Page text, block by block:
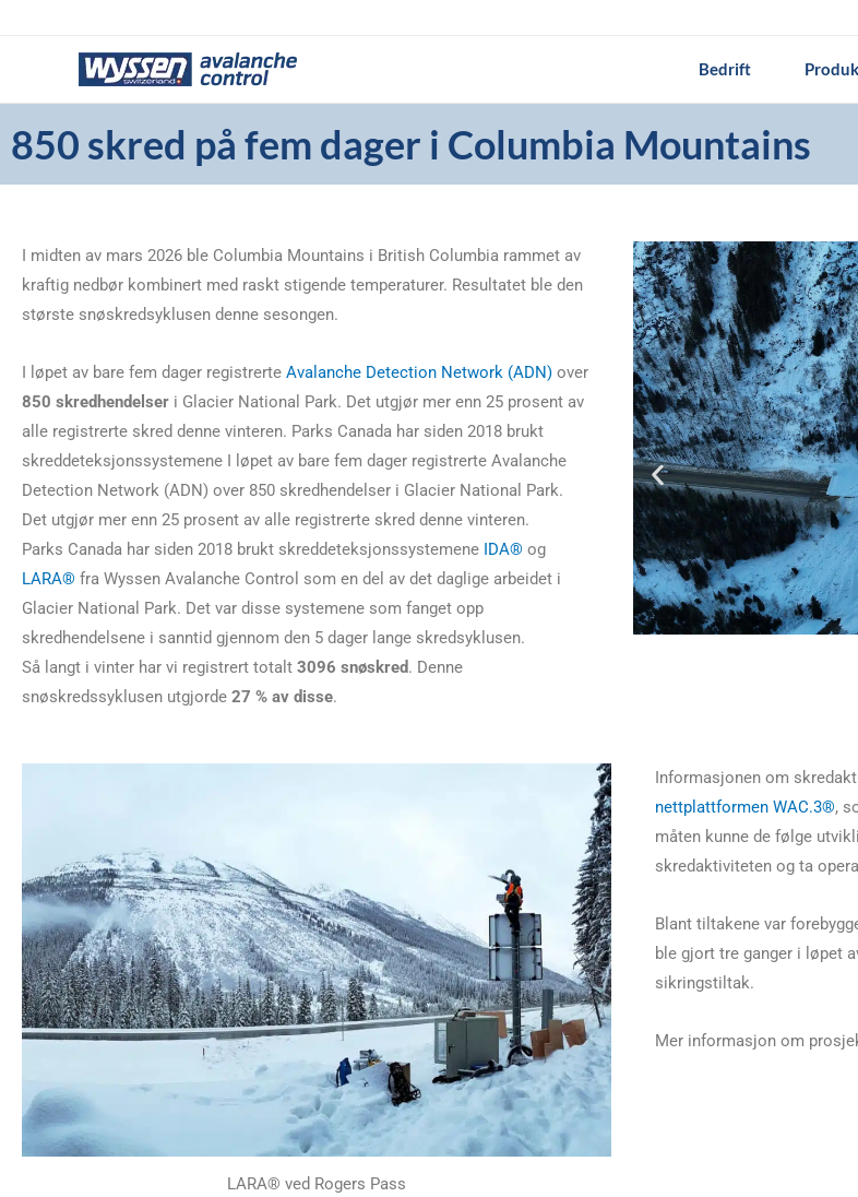
innholdet
Bedrift
850 skred på fem dager i Columbia Mountains
I midten av mars 2026 ble Columbia Mountains i British Columbia rammet av
kraftig nedbør kombinert med raskt stigende temperaturer. Resultatet ble den
største snøskredsyklusen denne sesongen.
I løpet av bare fem dager registrerte Avalanche Detection Network (ADN) over
850 skredhendelser i Glacier National Park. Det utgjør mer enn 25 prosent av
alle registrerte skred denne vinteren. Parks Canada har siden 2018 brukt
skreddeteksjonssystemene I løpet av bare fem dager registrerte Avalanche
Detection Network (ADN) over 850 skredhendelser i Glacier National Park.
Det utgjør mer enn 25 prosent av alle registrerte skred denne vinteren.
Parks Canada har siden 2018 brukt skreddeteksjonssystemene IDA® og
LARA® fra Wyssen Avalanche Control som en del av det daglige arbeidet i
Glacier National Park. Det var disse systemene som fanget opp
skredhendelsene i sanntid gjennom den 5 dager lange skredsyklusen.
Så langt i vinter har vi registrert totalt 3096 snøskred. Denne
snøskredssyklusen utgjorde 27 % av disse.
LARA® ved Rogers Pass
Informasjonen om
nettplattformen WAC.3®,
måten kunne de følge
skredaktiviteten og ta
Blant tiltakene var
ble gjort tre ganger i løpet
sikringstiltak.
Mer informasjon om